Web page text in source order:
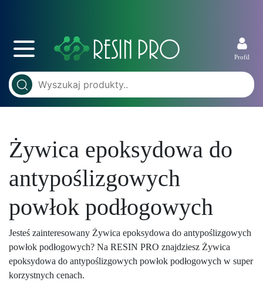
Profil
Żywica epoksydowa do
antypoślizgowych
powłok podłogowych
Jesteś zainteresowany Żywica epoksydowa do antypoślizgowych
powłok podłogowych? Na RESIN PRO znajdziesz Żywica
epoksydowa do antypoślizgowych powłok podłogowych w super
korzystnych cenach.